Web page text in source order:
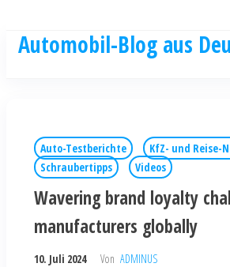
Automobil-Blog aus
Auto-Testberichte
KfZ- und Reise-
Schraubertipps
Videos
Wavering brand loyalty
manufacturers globally
10. Juli 2024 Von ADMINUS